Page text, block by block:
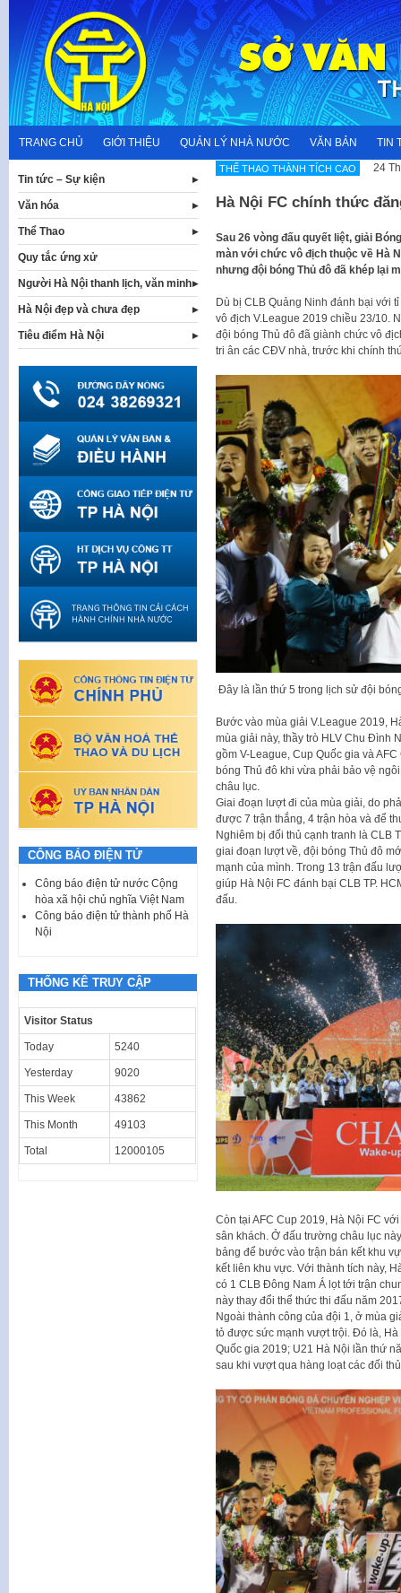
content
TRANG CHỦ GIỚI THIỆU QUẢN LÝ NHÀ NƯỚC VĂN BẢN TIN
THẾ THAO THÀNH TÍCH CAO 24
Hà Nội FC chính thức
Sau 26 vòng đấu quyết liệt, giải
màn với chức vô địch thuộc về Hà
nhưng đội bóng Thủ đô đã khép lại
Dù bị CLB Quảng Ninh đánh bại với
vô địch V.League 2019 chiều 23/10.
đội bóng Thủ đô đã giành chức vô
tri ân các CĐV nhà, trước khi chính
Đây là lần thứ 5 trong lịch sử đội
Bước vào mùa giải V.League 2019,
mùa giải này, thầy trò HLV Chu Đình
gồm V-League, Cup Quốc gia và
bóng Thủ đô khi vừa phải bảo vệ
châu lục.
Giai đoạn lượt đi của mùa giải, do
được 7 trận thắng, 4 trận hòa và để
Nghiêm bị đối thủ cạnh tranh là CLB
giai đoạn lượt về, đội bóng Thủ đô
mạnh của mình. Trong 13 trận đấu
giúp Hà Nội FC đánh bại CLB TP.
đấu.
Còn tại AFC Cup 2019, Hà Nội FC
sân khách. Ở đấu trường châu lục
bảng để bước vào trận bán kết khu
kết liên khu vực. Với thành tích này,
có 1 CLB Đông Nam Á lọt tới trận
này thay đổi thể thức thi đấu năm
Ngoài thành công của đội 1, ở mùa
tỏ được sức mạnh vượt trội. Đó là,
Quốc gia 2019; U21 Hà Nội lần thứ
sau khi vượt qua hàng loạt các đối
Tin tức – Sự kiện
Văn hóa
Thể Thao
Quy tắc ứng xử
Người Hà Nội thanh lịch, văn minh
Hà Nội đẹp và chưa đẹp
Tiêu điểm Hà Nội
CÔNG BÁO ĐIỆN TỬ
Công báo điện tử nước Cộng
hòa xã hội chủ nghĩa Việt Nam
Công báo điện tử thành phố Hà
Nội
THỐNG KÊ TRUY CẬP
Visitor Status
Today 5240
Yesterday 9020
This Week 43862
This Month 49103
Total 12000105